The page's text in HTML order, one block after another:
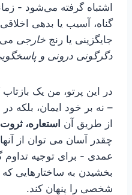
اشتباه گرفته می‌شود -
گناه، آسیب یا بدهی اخلاقی
جایگزینی یا رنج خارجی
دگرگونی درونی و
در این پرتو، من یک
– نه بر خود ایمان، بلکه
از طریق آن استعاره،
چقدر آسان می توان از
عمدی - برای توجیه
بخشیدن به ساختارهایی
شخصی را پنهان کند.